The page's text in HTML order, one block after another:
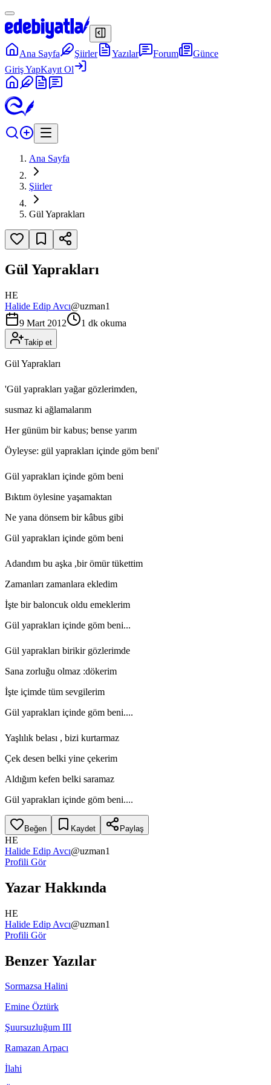
Ana Sayfa Şiirler Yazılar Forum
Günce
Giriş YapKayıt Ol
Ana Sayfa
Şiirler
Gül Yaprakları
Gül Yaprakları
HE
Halide Edip Avcı@uzman1
9 Mart 2012
1 dk okuma
Takip et
Gül Yaprakları
'Gül yaprakları yağar gözlerimden,
susmaz ki ağlamalarım
Her günüm bir kabus; bense yarım
Öyleyse: gül yaprakları içinde göm beni'
Gül yaprakları içinde göm beni
Bıktım öylesine yaşamaktan
Ne yana dönsem bir kâbus gibi
Gül yaprakları içinde göm beni
Adandım bu aşka ,bir ömür tükettim
Zamanları zamanlara ekledim
İşte bir baloncuk oldu emeklerim
Gül yaprakları içinde göm beni...
Gül yaprakları birikir gözlerimde
Sana zorluğu olmaz :dökerim
İşte içimde tüm sevgilerim
Gül yaprakları içinde göm beni....
Yaşlılık belası , bizi kurtarmaz
Çek desen belki yine çekerim
Aldığım kefen belki saramaz
Gül yaprakları içinde göm beni....
Beğen Kaydet Paylaş
HE
Halide Edip Avcı@uzman1
Profili Gör
Yazar Hakkında
HE
Halide Edip Avcı@uzman1
Profili Gör
Benzer Yazılar
Sormazsa Halini
Emine Öztürk
Şuursuzluğum III
Ramazan Arpacı
İlahi